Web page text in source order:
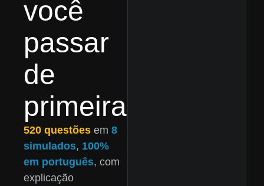
você
passar
de
primeira
520 questões em 8
simulados, 100%
em português, com
explicação